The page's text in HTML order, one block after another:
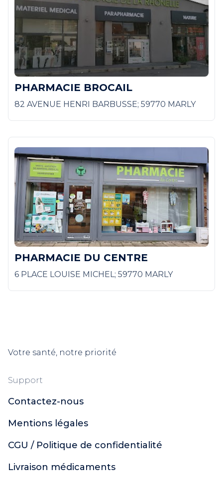
PHARMACIE BROCAIL
82 AVENUE HENRI BARBUSSE; 59770 MARLY
PHARMACIE DU CENTRE
6 PLACE LOUISE MICHEL; 59770 MARLY
Votre santé, notre priorité
Support
Contactez-nous
Mentions légales
CGU / Politique de confidentialité
Livraison médicaments